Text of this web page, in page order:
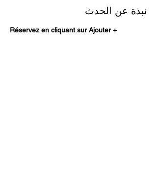
نبذة عن الحدث
Réservez en cliquant sur Ajouter +